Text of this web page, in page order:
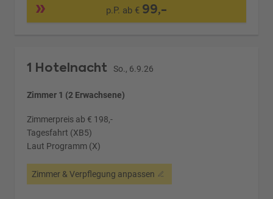
p.P. ab € 99,-
1 Hotelnacht So., 6.9.26
Zimmer 1 (2 Erwachsene)
Zimmerpreis ab € 198,-
Tagesfahrt (XB5)
Laut Programm (X)
Zimmer & Verpflegung anpassen